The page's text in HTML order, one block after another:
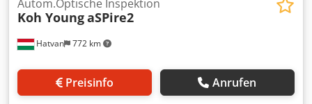
Hatvan 772 km
Autom.Optische Inspektion
Koh YoungaSPire2
Preisinfo Anrufen